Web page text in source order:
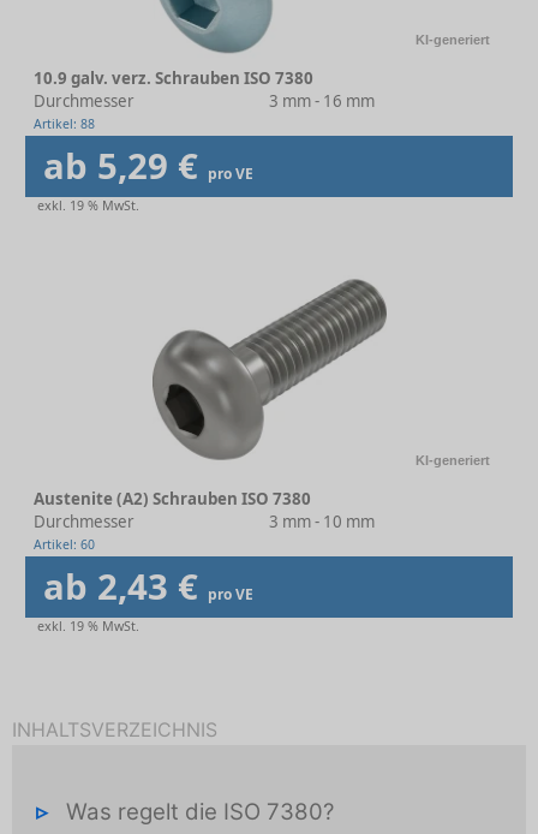
KI-generiert
10.9 galv. verz. Schrauben ISO 7380
Durchmesser
3 mm - 16 mm
Artikel: 88
ab 5,29 € pro VE
exkl. 19 % MwSt.
KI-generiert
Austenite (A2) Schrauben ISO 7380
Durchmesser
3 mm - 10 mm
Artikel: 60
ab 2,43 € pro VE
exkl. 19 % MwSt.
INHALTSVERZEICHNIS
Was regelt die ISO 7380?